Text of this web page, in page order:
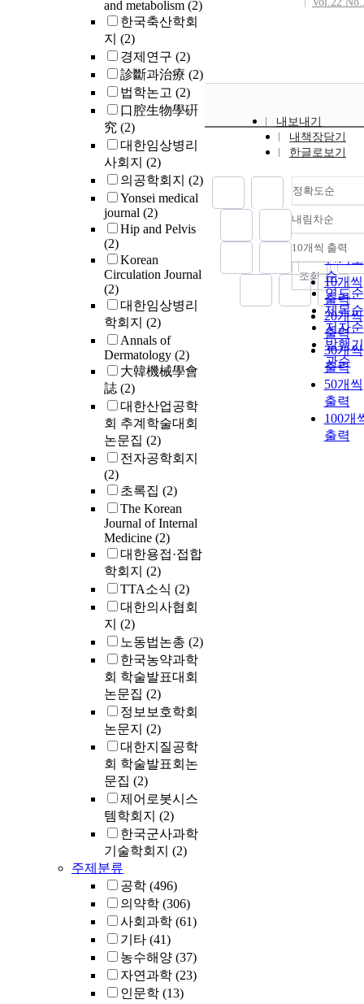
and metabolism (2)
한국축산학회
지 (2)
경제연구 (2)
診斷과治療 (2)
법학논고 (2)
口腔生物學硏
究 (2)
대한임상병리
사회지 (2)
의공학회지 (2)
Yonsei medical
journal (2)
Hip and Pelvis
(2)
Korean
Circulation Journal
(2)
대한임상병리
학회지 (2)
Annals of
Dermatology (2)
大韓機械學會
誌 (2)
대한산업공학
회 추계학술대회
논문집 (2)
전자공학회지
(2)
초록집 (2)
The Korean
Journal of Internal
Medicine (2)
대한용접·접합
학회지 (2)
TTA소식 (2)
대한의사협회
지 (2)
노동법논총 (2)
한국농약과학
회 학술발표대회
논문집 (2)
정보보호학회
논문지 (2)
대한지질공학
회 학술발표회논
문집 (2)
제어로봇시스
템학회지 (2)
한국군사과학
기술학회지 (2)
주제분류
공학 (496)
의약학 (306)
사회과학 (61)
기타 (41)
농수해양 (37)
자연과학 (23)
인문학 (13)
내보내기
내책장담기
한글로보기
정확도순
정확도
순
인기도
순
연도순
제목순
저자순
발행기
관순
내림차순
내림
10개씩 출력
10개씩
출력
20개씩
출력
30개씩
출력
50개씩
출력
100개
출력
조회